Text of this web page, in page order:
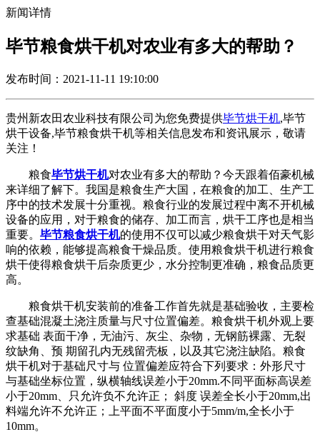
新闻详情
毕节粮食烘干机对农业有多大的帮助？
发布时间：2021-11-11 19:10:00
贵州新农田农业科技有限公司为您免费提供毕节烘干机,毕节
烘干设备,毕节粮食烘干机等相关信息发布和资讯展示，敬请
关注！
粮食毕节烘干机对农业有多大的帮助？今天跟着佰豪机械
来详细了解下。我国是粮食生产大国，在粮食的加工、生产工
序中的技术发展十分重视。粮食行业的发展过程中离不开机械
设备的应用，对于粮食的储存、加工而言，烘干工序也是相当
重要。 毕节粮食烘干机的使用不仅可以减少粮食烘干对天气影
响的依赖，能够提高粮食干燥品质。使用粮食烘干机进行粮食
烘干使得粮食烘干后杂质更少，水分控制更准确，粮食品质更
高。
粮食烘干机安装前的准备工作首先就是基础验收，主要检
查基础混凝土浇注质量与尺寸位置偏差。粮食烘干机外观上要
求基础 表面干净，无油污、灰尘、杂物，无钢筋裸露、无裂
纹缺角、预 期留孔内无残留壳板，以及其它浇注缺陷。粮食
烘干机对于基础尺寸与 位置偏差应符合下列要求：外形尺寸
与基础坐标位置，纵横轴线误差小于20mm.不同平面标高误差
小于20mm、只允许负不允许正； 斜度 误差全长小于20mm,出
料端允许不允许正；上平面不平面度小于5mm/m,全长小于
10mm。